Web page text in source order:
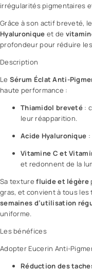
irrégularités pigmentaires
Grâce à son actif breveté, le
Hyaluronique et de
profondeur pour réduire
Description
Le Sérum Éclat Anti-
haute performance :
Thiamidol breveté:
leur réapparition.
Acide Hyaluronique
Vitamine C et
et redonnent de la
Sa texturefluide et légère
gras, et convient à tous les
semaines d’utilisation
uniforme.
Les bénéfices
Adopter Eucerin Anti-
Réduction des